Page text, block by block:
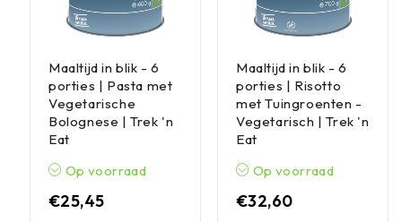
Maaltijd in blik - 6
porties | Pasta met
Vegetarische
Bolognese | Trek 'n
Eat
Op voorraad
€25,45
Maaltijd in blik - 6
porties | Risotto
met Tuingroenten -
Vegetarisch | Trek 'n
Eat
Op voorraad
€32,60